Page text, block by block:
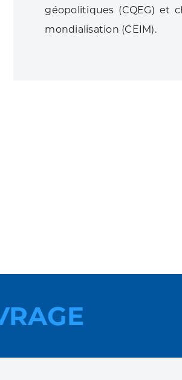
géopolitiques (CQEG) et
mondialisation (CEIM).